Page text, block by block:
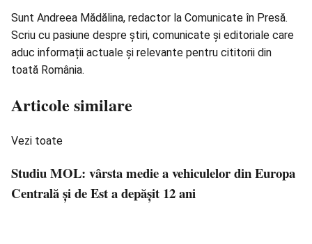
Sunt Andreea Mădălina, redactor la Comunicate în Presă.
Scriu cu pasiune despre știri, comunicate și editoriale care
aduc informații actuale și relevante pentru cititorii din
toată România.
Articole similare
Vezi toate
Studiu MOL: vârsta medie a vehiculelor din Europa
Centrală și de Est a depășit 12 ani